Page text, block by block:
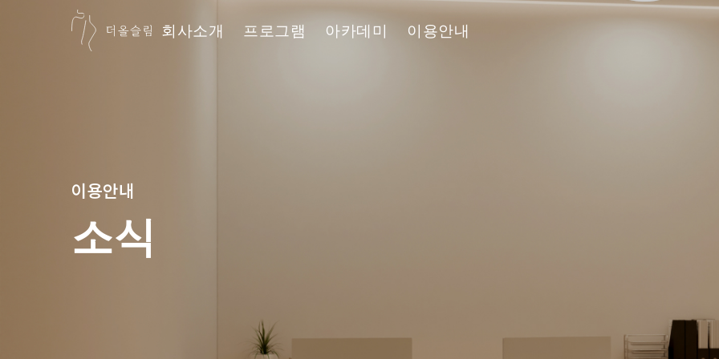
더올슬림
회사소개 프로그램 아카데미 이용안내
이용안내
소식